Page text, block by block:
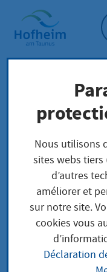
Accueil"
Page d'accueil
Préoccupations
Ersatz der
ehrenamtliche
Ersatz
Nous utilisons
sites webs tiers
d’autres
améliorer et
sur notre site.
cookies vous
Déclaration